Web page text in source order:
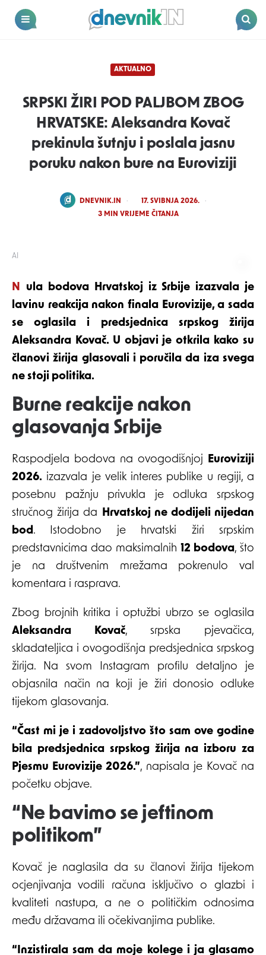
Dnevnik.in
AI
AKTUALNO
SRPSKI ŽIRI POD PALJBOM ZBOG
HRVATSKE: Aleksandra Kovač
prekinula šutnju i poslala jasnu
poruku nakon bure na Euroviziji
POSTED
DNEVNIK.IN
17. SVIBNJA 2026.
3 MIN VRIJEME ČITANJA
Nula bodova Hrvatskoj iz Srbije izazvala je
lavinu reakcija nakon finala Eurovizije, a sada
se oglasila i predsjednica srpskog žirija
Aleksandra Kovač. U objavi je otkrila kako su
članovi žirija glasovali i poručila da iza svega
ne stoji politika.
Burne reakcije nakon
glasovanja Srbije
Raspodjela bodova na ovogodišnjoj Euroviziji
2026. izazvala je velik interes publike u regiji, a
posebnu pažnju privukla je odluka srpskog
stručnog žirija da Hrvatskoj ne dodijeli nijedan
bod. Istodobno je hrvatski žiri srpskim
predstavnicima dao maksimalnih 12 bodova, što
je na društvenim mrežama pokrenulo val
komentara i rasprava.
Zbog brojnih kritika i optužbi ubrzo se oglasila
Aleksandra Kovač, srpska pjevačica,
skladateljica i ovogodišnja predsjednica srpskog
žirija. Na svom Instagram profilu detaljno je
objasnila način na koji je žiri donosio odluke
tijekom glasovanja.
“Čast mi je i zadovoljstvo što sam ove godine
bila predsjednica srpskog žirija na izboru za
Pjesmu Eurovizije 2026.”, napisala je Kovač na
početku objave.
“Ne bavimo se jeftinom
politikom”
Kovač je naglasila da su članovi žirija tijekom
ocjenjivanja vodili računa isključivo o glazbi i
kvaliteti nastupa, a ne o političkim odnosima
među državama ili očekivanjima publike.
“Inzistirala sam da moje kolege i ja glasamo